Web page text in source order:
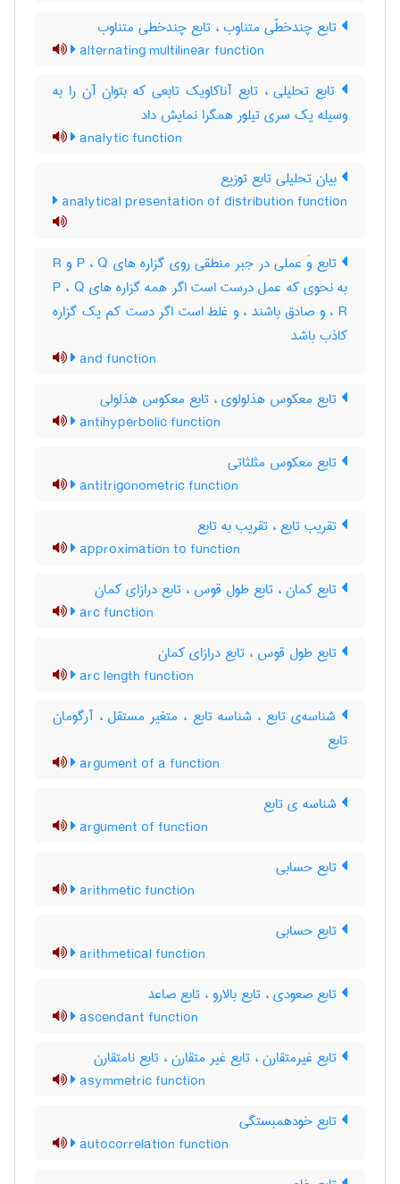
تابع چندخطّی متناوب ، تابع چندخطی متناوب
alternating multilinear function
تابع تحلیلی ، تابع آناکاویک تابعی که بتوان آن را به
وسیله یک سری تیلور همگرا نمایش داد
analytic function
بیان تحلیلی تابع توزیع
analytical presentation of distribution function
تابع وَ عملی در جبر منطقی روی گزاره های P ، Q و R
به نحوی که عمل درست است اگر همه گزاره های P ، Q
، R و صادق باشند ، و غلط است اگر دست کم یک گزاره
کاذب باشد
and function
تابع معکوس هذلولوی ، تابع معکوس هذلولی
antihyperbolic function
تابع معکوس مثلثاتی
antitrigonometric function
تقریب تابع ، تقریب به تابع
approximation to function
تابع کمان ، تابع طول قوس ، تابع درازای کمان
arc function
تابع طول قوس ، تابع درازای کمان
arc length function
شناسه‌ی تابع ، شناسه تابع ، متغیر مستقل ، آرگومان
تابع
argument of a function
شناسه ی تابع
argument of function
تابع حسابی
arithmetic function
تابع حسابی
arithmetical function
تابع صعودی ، تابع بالارو ، تابع صاعد
ascendant function
تابع غیرمتقارن ، تابع غیر متقارن ، تابع نامتقارن
asymmetric function
تابع خودهمبستگی
autocorrelation function